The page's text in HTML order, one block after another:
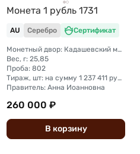
Монета 1 рубль 1731
AU Серебро Сертификат
Монетный двор: Кадашевский монетный двор (Москва)
Вес, г: 25,85
Проба: 802
Тираж, шт: на сумму 1 237 411 рублей (рубль + полтина)
Правитель: Анна Иоанновна
260 000 ₽
В корзину